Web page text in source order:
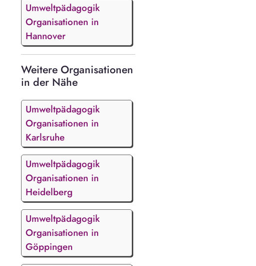
Umweltpädagogik
Organisationen in
Hannover
Weitere Organisationen
in der Nähe
Umweltpädagogik
Organisationen in
Karlsruhe
Umweltpädagogik
Organisationen in
Heidelberg
Umweltpädagogik
Organisationen in
Göppingen